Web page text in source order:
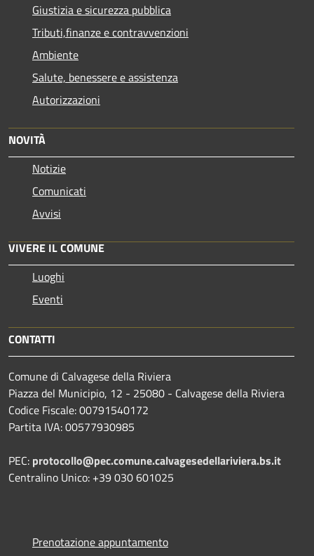
Giustizia e sicurezza pubblica
Tributi,finanze e contravvenzioni
Ambiente
Salute, benessere e assistenza
Autorizzazioni
NOVITÀ
Notizie
Comunicati
Avvisi
VIVERE IL COMUNE
Luoghi
Eventi
CONTATTI
Comune di Calvagese della Riviera
Piazza del Municipio, 12 - 25080 - Calvagese della Riviera
Codice Fiscale: 00791540172
Partita IVA: 00577930985
PEC: protocollo@pec.comune.calvagesedellariviera.bs.it
Centralino Unico: +39 030 601025
Prenotazione appuntamento